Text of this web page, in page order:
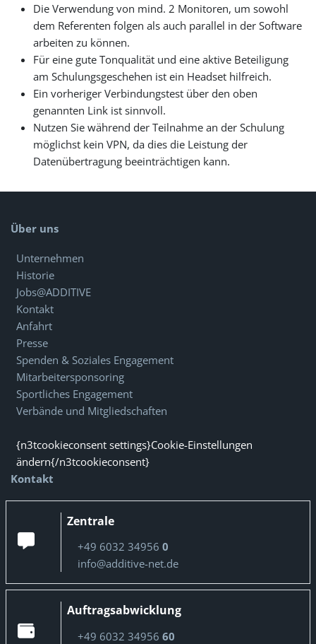
Die Verwendung von mind. 2 Monitoren, um sowohl
dem Referenten folgen als auch parallel in der Software
arbeiten zu können.
Für eine gute Tonqualität und eine aktive Beteiligung
am Schulungsgeschehen ist ein Headset hilfreich.
Ein vorheriger Verbindungstest über den oben
genannten Link ist sinnvoll.
Nutzen Sie während der Teilnahme an der Schulung
möglichst kein VPN, da dies die Leistung der
Datenübertragung beeinträchtigen kann.
Über uns
Unternehmen
Historie
Jobs@ADDITIVE
Kontakt
Anfahrt
Presse
Spenden & Soziales Engagement
Mitarbeitersponsoring
Sportliches Engagement
Verbände und Mitgliedschaften
{n3tcookieconsent settings}Cookie-Einstellungen
ändern{/n3tcookieconsent}
Kontakt
Zentrale
+49 6032 34956 0
info@additive-net.de
Auftragsabwicklung
+49 6032 34956 60